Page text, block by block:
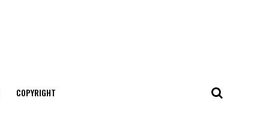
COPYRIGHT